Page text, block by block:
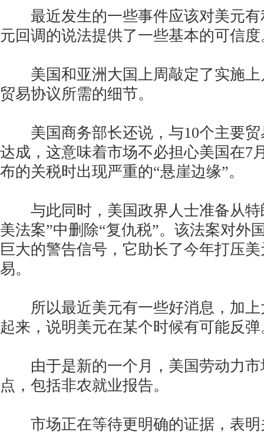
最近发生的一些事件应该对美元有
元回调的说法提供了一些基本的可信度
美国和亚洲大国上周敲定了实施上
贸易协议所需的细节。
美国商务部长还说，与10个主要贸
达成，这意味着市场不必担心美国在7
布的关税时出现严重的“悬崖边缘”。
与此同时，美国政界人士准备从特
美法案”中删除“复仇税”。该法案对外
巨大的警告信号，它助长了今年打压
易。
所以最近美元有一些好消息，加上
起来，说明美元在某个时候有可能反弹
由于是新的一个月，美国劳动力市
点，包括非农就业报告。
市场正在等待更明确的证据，表明